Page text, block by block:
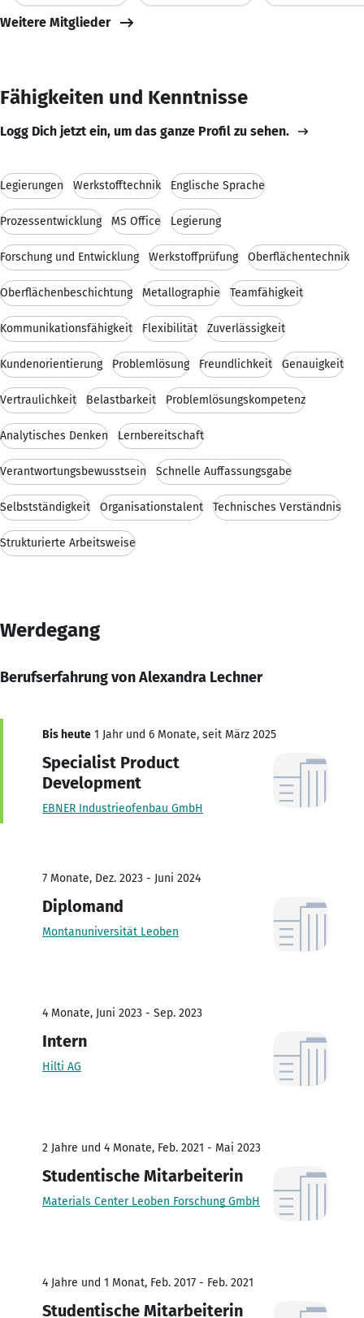
Weitere Mitglieder
Fähigkeiten und Kenntnisse
Logg Dich jetzt ein, um das ganze Profil zu sehen.
Legierungen Werkstofftechnik Englische Sprache
Prozessentwicklung MS Office Legierung
Forschung und Entwicklung Werkstoffprüfung Oberflächentechnik
Oberflächenbeschichtung Metallographie Teamfähigkeit
Kommunikationsfähigkeit Flexibilität Zuverlässigkeit
Kundenorientierung Problemlösung Freundlichkeit Genauigkeit
Vertraulichkeit Belastbarkeit Problemlösungskompetenz
Analytisches Denken Lernbereitschaft
Verantwortungsbewusstsein Schnelle Auffassungsgabe
Selbstständigkeit Organisationstalent Technisches Verständnis
Strukturierte Arbeitsweise
Werdegang
Berufserfahrung von Alexandra Lechner
Bis heute 1 Jahr und 6 Monate, seit März 2025
Specialist Product
Development
EBNER Industrieofenbau GmbH
7 Monate, Dez. 2023 - Juni 2024
Diplomand
Montanuniversität Leoben
4 Monate, Juni 2023 - Sep. 2023
Intern
Hilti AG
2 Jahre und 4 Monate, Feb. 2021 - Mai 2023
Studentische Mitarbeiterin
Materials Center Leoben Forschung GmbH
4 Jahre und 1 Monat, Feb. 2017 - Feb. 2021
Studentische Mitarbeiterin